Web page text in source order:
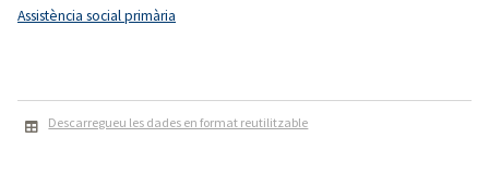
Assistència social primària
Descarregueu les dades en format reutilitzable